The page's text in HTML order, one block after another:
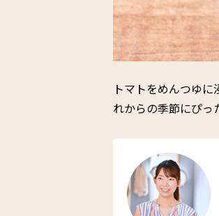
トマトをめんつゆ
れからの季節にぴ